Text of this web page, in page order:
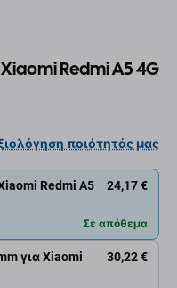
Redmi A5 4G
ποιότητάς μας
Redmi A5
24,17 €
Σε απόθεμα
για Xiaomi
30,22 €